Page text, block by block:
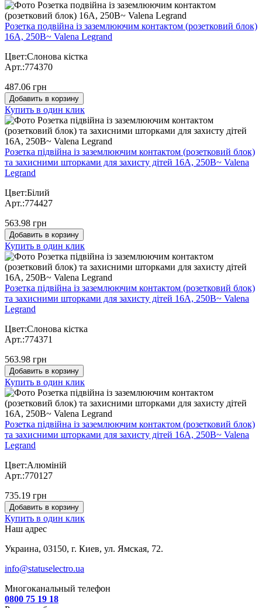
Розетка подвійна із заземлюючим контактом (розетковий блок)
16А, 250В~ Valena Legrand
Цвет:Слонова кістка
Арт.:774370
487.06 грн
Добавить в корзину
Купить в один клик
Розетка підвійна із заземлюючим контактом (розетковий блок)
та захисними шторками для захисту дітей 16А, 250В~ Valena
Legrand
Цвет:Білий
Арт.:774427
563.98 грн
Добавить в корзину
Купить в один клик
Розетка підвійна із заземлюючим контактом (розетковий блок)
та захисними шторками для захисту дітей 16А, 250В~ Valena
Legrand
Цвет:Слонова кістка
Арт.:774371
563.98 грн
Добавить в корзину
Купить в один клик
Розетка підвійна із заземлюючим контактом (розетковий блок)
та захисними шторками для захисту дітей 16А, 250В~ Valena
Legrand
Цвет:Алюміній
Арт.:770127
735.19 грн
Добавить в корзину
Купить в один клик
Наш адрес
Украина, 03150, г. Киев, ул. Ямская, 72.
info@statuselectro.ua
Многоканальный телефон
0800 75 19 18